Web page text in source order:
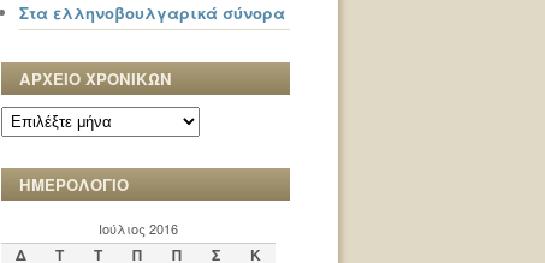
Στα ελληνοβουλγαρικά σύνορα
ΑΡΧΕΙΟ ΧΡΟΝΙΚΩΝ
ΑΡΧΕΙΟ
ΧΡΟΝΙΚΩΝ
ΗΜΕΡΟΛΟΓΙΟ
Ιούλιος 2016
Δ Τ Τ Π Π Σ
Κ